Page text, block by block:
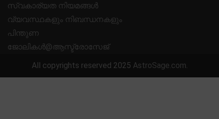
സ്വകാര്യത നിയമങ്ങൾ
വ്യവസ്ഥകളും നിബന്ധനകളും
പിന്തുണ
ജോലികൾ@ആസ്ട്രോസേജ്
All copyrights reserved 2025 AstroSage.com.